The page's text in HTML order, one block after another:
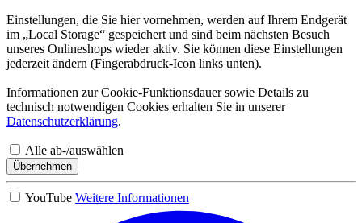
Einstellungen, die Sie hier vornehmen, werden auf Ihrem Endgerät
im „Local Storage“ gespeichert und sind beim nächsten Besuch
unseres Onlineshops wieder aktiv. Sie können diese Einstellungen
jederzeit ändern (Fingerabdruck-Icon links unten).
Informationen zur Cookie-Funktionsdauer sowie Details zu
technisch notwendigen Cookies erhalten Sie in unserer
Datenschutzerklärung.
Alle ab-/auswählen
Übernehmen
YouTube Weitere Informationen